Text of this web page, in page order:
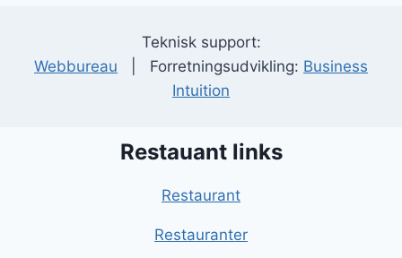
Teknisk support:
Webbureau | Forretningsudvikling: Business
Intuition
Restauant links
Restaurant
Restauranter